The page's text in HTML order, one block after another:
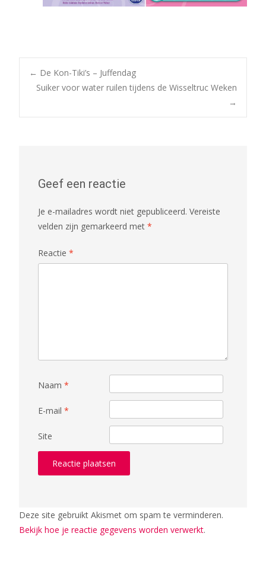
Bericht
navigatie
← De Kon-Tiki’s – Juffendag
Suiker voor water ruilen tijdens de Wisseltruc Weken
→
Geef een reactie
Je e-mailadres wordt niet gepubliceerd. Vereiste
velden zijn gemarkeerd met *
Reactie *
Naam *
E-mail *
Site
Deze site gebruikt Akismet om spam te verminderen.
Bekijk hoe je reactie gegevens worden verwerkt.